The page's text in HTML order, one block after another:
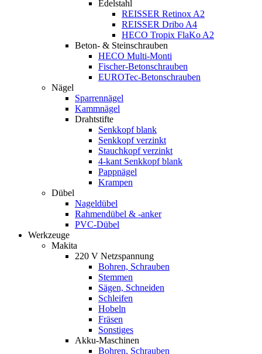
Edelstahl
REISSER Retinox A2
REISSER Dribo A4
HECO Tropix FlaKo A2
Beton- & Steinschrauben
HECO Multi-Monti
Fischer-Betonschrauben
EUROTec-Betonschrauben
Nägel
Sparrennägel
Kammnägel
Drahtstifte
Senkkopf blank
Senkkopf verzinkt
Stauchkopf verzinkt
4-kant Senkkopf blank
Pappnägel
Krampen
Dübel
Nageldübel
Rahmendübel & -anker
PVC-Dübel
Werkzeuge
Makita
220 V Netzspannung
Bohren, Schrauben
Stemmen
Sägen, Schneiden
Schleifen
Hobeln
Fräsen
Sonstiges
Akku-Maschinen
Bohren, Schrauben